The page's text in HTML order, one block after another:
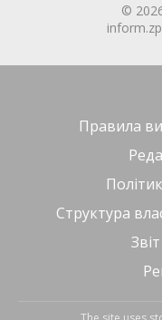
©
Правила
Структура